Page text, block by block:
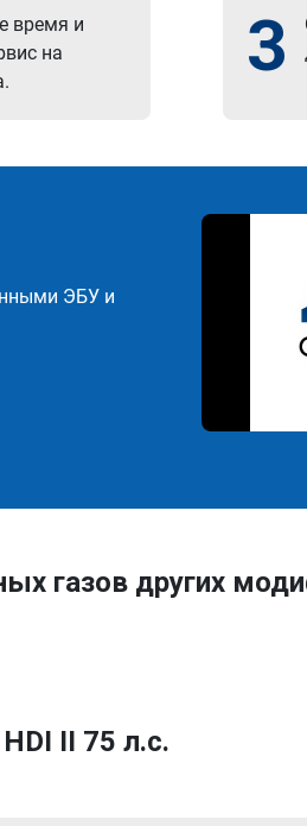
время и
на
3
ЭБУ и
газов других
II 75 л.с.